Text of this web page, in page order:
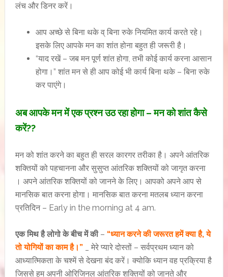
लंच और डिनर करें।
आप अच्छे से बिना थके व् बिना रुके नियमित कार्य करते रहे।
इसके लिए आपके मन का शांत होना बहुत ही जरूरी है।
“याद रखें – जब मन पूर्ण शांत होगा, तभी कोई कार्य करना आसान
होगा।” शांत मन से ही आप कोई भी कार्य बिना थके – बिना रुके
कर पाएंगे।
अब आपके मन में एक प्रश्न उठ रहा होगा – मन को शांत कैसे
करें??
मन को शांत करने का बहुत ही सरल कारगर तरीका है। अपने आंतरिक
शक्तियों को पहचानना और सुसुप्त आंतरिक शक्तियों को जागृत करना
। अपने आंतरिक शक्तियों को जानने के लिए। आपको अपने आप से
मानसिक बात करना होगा। मानसिक बात करना मतलब ध्यान करना
प्रतिदिन – Early in the morning at 4 am.
एक मिथ है लोगो के बीच में की– “ध्यान करने की जरूरत हमें क्या है, ये
तो योगियों का काम है।”
_ मेरे प्यारे दोस्तों – सर्वप्रथम ध्यान को
आध्यात्मिकता के चश्में से देखना बंद करें। क्योकि ध्यान वह प्रक्रिया है
जिससे हम अपनी ओरिजिनल आंतरिक शक्तियों को जानते और